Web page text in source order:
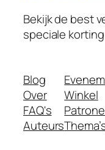
Bekijk de best
speciale korting
Blog
Over
FAQ's
Auteurs
Winkel